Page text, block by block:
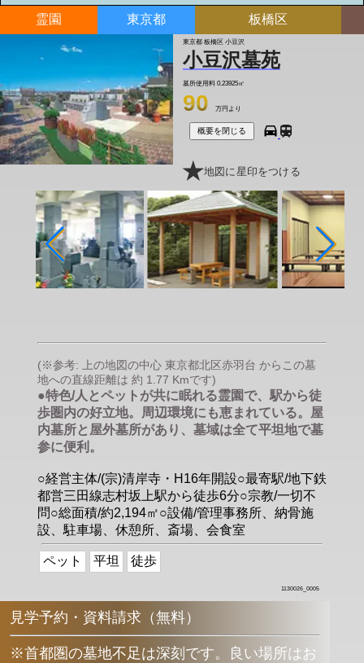
霊園 東京都 板橋区
東京都 板橋区 小豆沢
小豆沢墓苑
墓所使用料 0.23925㎡
90 万円より
概要を閉じる
地図に星印をつける
(※参考: 上の地図の中心 東京都北区赤羽台 からこの墓
地への直線距離は 約 1.77 Kmです)
●特色/人とペットが共に眠れる霊園で、駅から徒
歩圏内の好立地。周辺環境にも恵まれている。屋
内墓所と屋外墓所があり、墓域は全て平坦地で墓
参に便利。
○経営主体/(宗)清岸寺・H16年開設○最寄駅/地下鉄
都営三田線志村坂上駅から徒歩6分○宗教/一切不
問○総面積/約2,194㎡○設備/管理事務所、納骨施
設、駐車場、休憩所、斎場、会食室
ペット 平坦 徒歩
1130026_0005
見学予約・資料請求（無料）
※首都圏の墓地不足は深刻です。良い場所はお